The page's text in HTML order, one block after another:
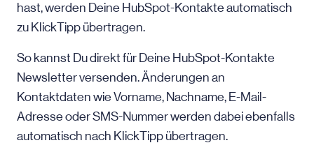
hast, werden Deine HubSpot-Kontakte automatisch
zu KlickTipp übertragen.
So kannst Du direkt für Deine HubSpot-Kontakte
Newsletter versenden. Änderungen an
Kontaktdaten wie Vorname, Nachname, E-Mail-
Adresse oder SMS-Nummer werden dabei ebenfalls
automatisch nach KlickTipp übertragen.